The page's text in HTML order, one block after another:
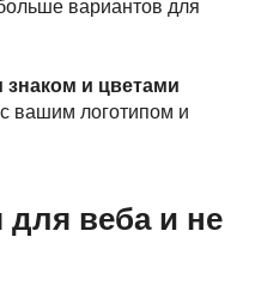
вариантов для
и цветами
вашим логотипом и
веба и не